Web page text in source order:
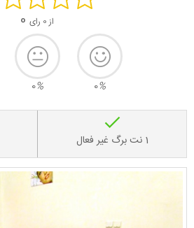
از 0 رای 0
0%
0%
1 نت برگ غیر فعال